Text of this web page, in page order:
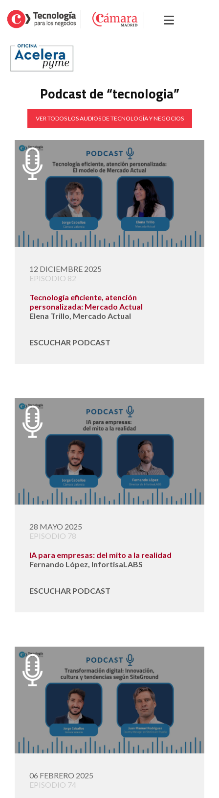
Podcast de “tecnologia”
VER TODOS LOS AUDIOS DE TECNOLOGÍA Y NEGOCIOS
12 DICIEMBRE 2025
EPISODIO 82
Tecnología eficiente, atención
personalizada: Mercado Actual
Elena Trillo, Mercado Actual
ESCUCHAR PODCAST
28 MAYO 2025
EPISODIO 78
IA para empresas: del mito a la realidad
Fernando López, InfortisaLABS
ESCUCHAR PODCAST
06 FEBRERO 2025
EPISODIO 74